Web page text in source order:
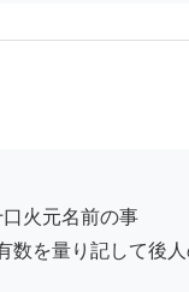
数を量り記して後人